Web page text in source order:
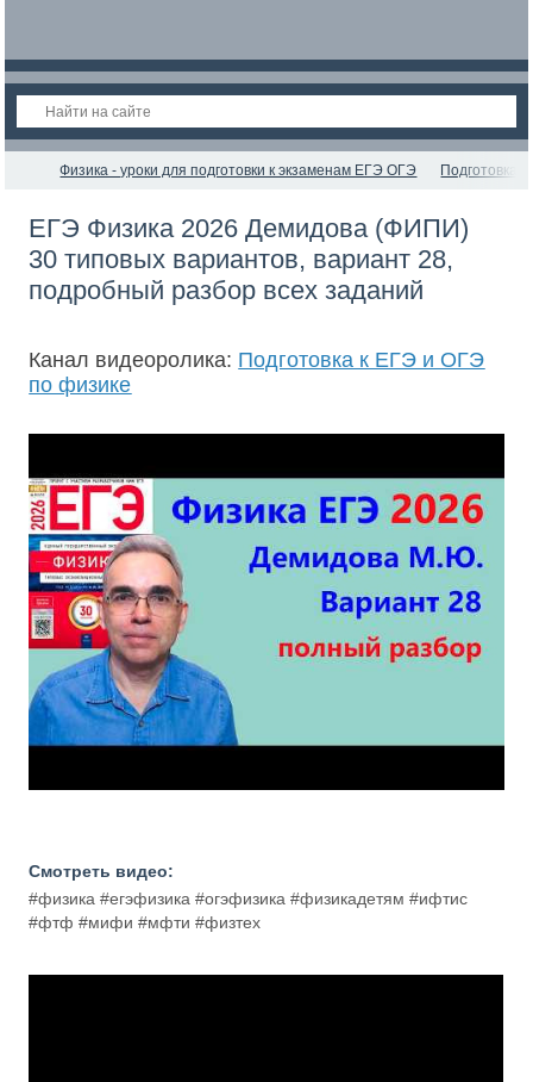
Физика - уроки для подготовки к экзаменам ЕГЭ ОГЭ Подготовка
ЕГЭ Физика 2026 Демидова (ФИПИ)
30 типовых вариантов, вариант 28,
подробный разбор всех заданий
Канал видеоролика: Подготовка к ЕГЭ и ОГЭ
по физике
Смотреть видео:
#физика #егэфизика #огэфизика #физикадетям #ифтис
#фтф #мифи #мфти #физтех